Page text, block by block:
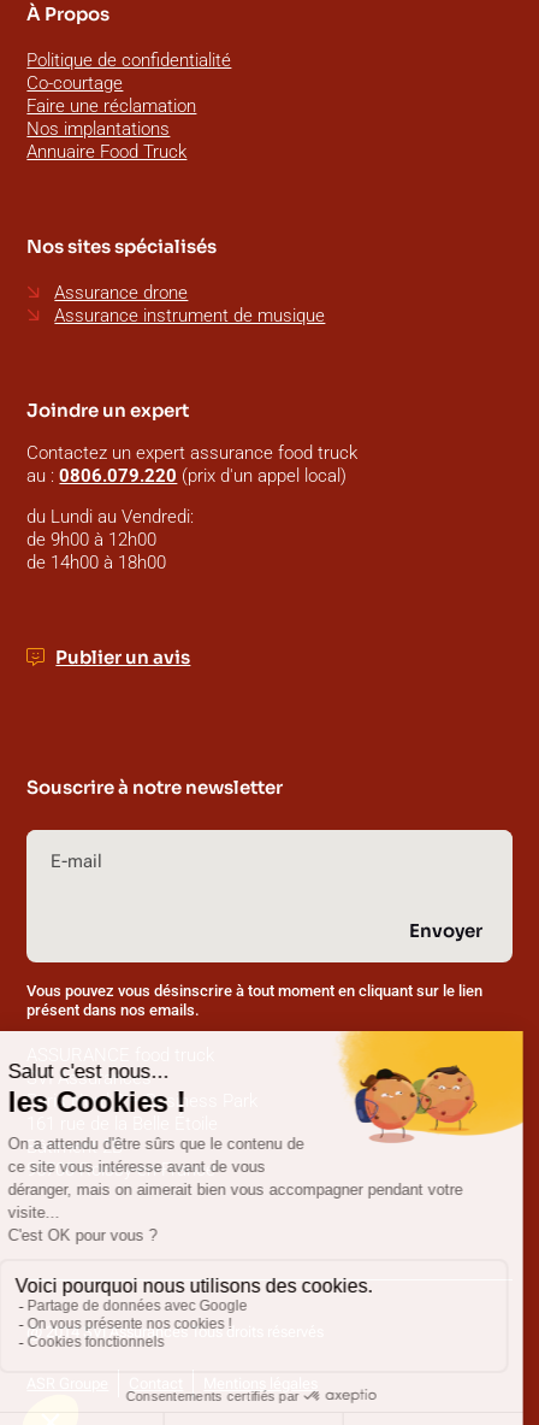
À Propos
Politique de confidentialité
Co-courtage
Faire une réclamation
Nos implantations
Annuaire Food Truck
Nos sites spécialisés
Assurance drone
Assurance instrument de musique
Joindre un expert
Contactez un expert assurance food truck
au :0806.079.220 (prix d'un appel local)
du Lundi au Vendredi:
de 9h00 à 12h00
de 14h00 à 18h00
Publier un avis
Souscrire à notre newsletter
Envoyer
Vous pouvez vous désinscrire à tout moment en cliquant sur le lien
présent dans nos emails.
SVI Assurances
Paris Nord 2 – Business Park
Bâtiment 2B
95700 Roissy-en-France
@ 2014 SVI Assurances Tous droits réservés